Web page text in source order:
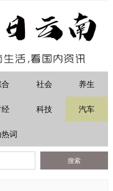
社会 养生
科技 汽车
词